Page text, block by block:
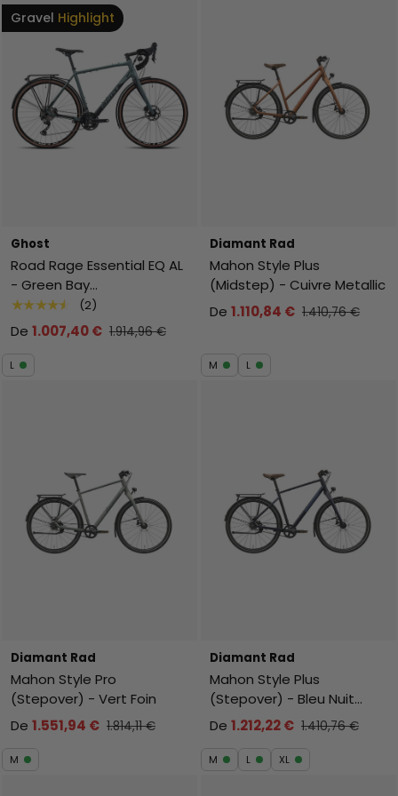
Gravel Highlight
Ghost
Road Rage Essential EQ AL
- Green Bay
Metallic/Green
★★★★★ (2)
De 1.007,40 € 1.914,96 €
L
Diamant Rad
Mahon Style Plus
(Midstep) - Cuivre Metallic
De 1.110,84 € 1.410,76 €
M L
Diamant Rad
Mahon Style Pro
(Stepover) - Vert Foin
De 1.551,94 € 1.814,11 €
M
Diamant Rad
Mahon Style Plus
(Stepover) - Bleu Nuit
Métallique
De 1.212,22 € 1.410,76 €
M L XL